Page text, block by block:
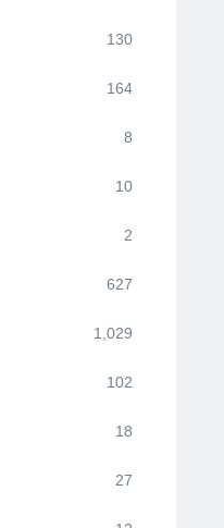
130
164
8
10
2
627
1,029
102
18
27